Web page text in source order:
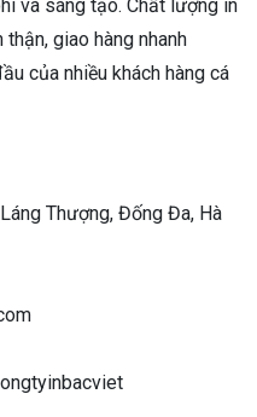
và sáng tạo. Chất lượng in
giao hàng nhanh
của nhiều khách hàng cá
Thượng, Đống Đa, Hà